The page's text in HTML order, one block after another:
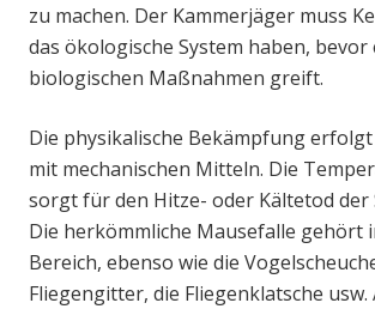
zu machen. Der Kammerjäger muss
das ökologische System haben, bevor
biologischen Maßnahmen greift.
Die physikalische Bekämpfung
mit mechanischen Mitteln. Die
sorgt für den Hitze- oder Kältetod der
Die herkömmliche Mausefalle gehört
Bereich, ebenso wie die
Fliegengitter, die Fliegenklatsche